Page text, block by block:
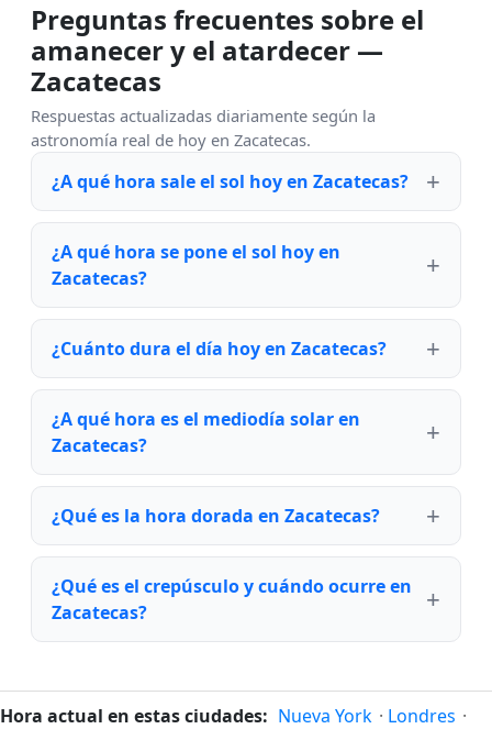
Preguntas frecuentes sobre el
amanecer y el atardecer —
Zacatecas
Respuestas actualizadas diariamente según la
astronomía real de hoy en Zacatecas.
¿A qué hora sale el sol hoy en Zacatecas?
¿A qué hora se pone el sol hoy en
Zacatecas?
¿Cuánto dura el día hoy en Zacatecas?
¿A qué hora es el mediodía solar en
Zacatecas?
¿Qué es la hora dorada en Zacatecas?
¿Qué es el crepúsculo y cuándo ocurre en
Zacatecas?
Hora actual en estas ciudades: Nueva York · Londres ·